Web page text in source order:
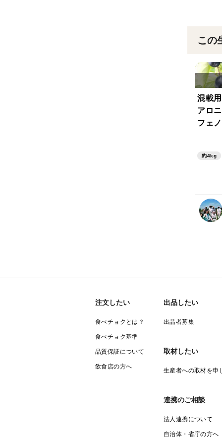
この
混載
アロ
フェ
約4kg
注文したい
食べチョクとは？
食べチョク基準
品質保証について
飲食店の方へ
出品したい
出品者募集
取材したい
生産者への取材を申
連携のご相談
法人連携について
自治体・省庁の方へ